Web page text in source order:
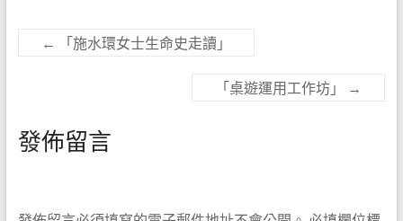
← 「施水環女士生命史走讀」
「桌遊運用工作坊」 →
發佈留言